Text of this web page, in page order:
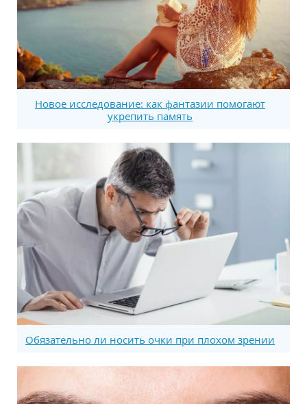
Новое исследование: как фантазии помогают
укрепить память
Обязательно ли носить очки при плохом зрении